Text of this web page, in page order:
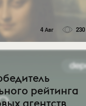
4 Авг 230
рейтинга
агентств